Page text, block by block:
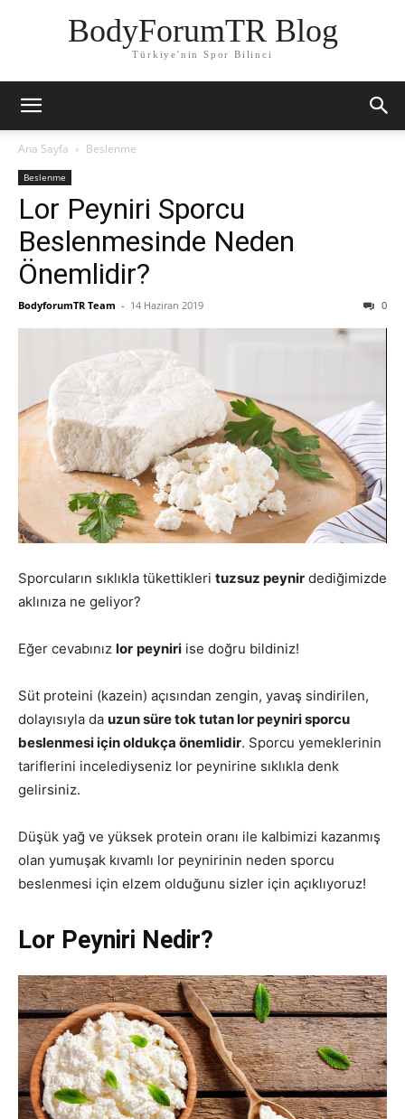
BodyForumTR Blog
Türkiye'nin Spor Bilinci
Ana Sayfa Beslenme
Beslenme
Lor Peyniri Sporcu
Beslenmesinde Neden
Önemlidir?
BodyforumTR Team - 14 Haziran 2019 0
Sporcuların sıklıkla tükettikleri tuzsuz peynir dediğimizde
aklınıza ne geliyor?
Eğer cevabınız lor peyniri ise doğru bildiniz!
Süt proteini (kazein) açısından zengin, yavaş sindirilen,
dolayısıyla da uzun süre tok tutan lor peyniri sporcu
beslenmesi için oldukça önemlidir. Sporcu yemeklerinin
tariflerini incelediyseniz lor peynirine sıklıkla denk
gelirsiniz.
Düşük yağ ve yüksek protein oranı ile kalbimizi kazanmış
olan yumuşak kıvamlı lor peynirinin neden sporcu
beslenmesi için elzem olduğunu sizler için açıklıyoruz!
Lor Peyniri Nedir?